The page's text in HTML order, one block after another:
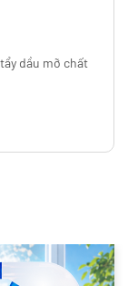
dầu mỡ chất